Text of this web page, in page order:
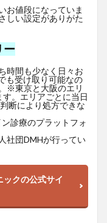
お値段になっていま
しい設定がありがた
ー
時間も少なく日々お
も受け取り可能なの
※東京と大阪のエリ
。エリアごとに当日
断により処方できな
診療のプラットフォ
社団DMHが行ってい
クの公式サイ